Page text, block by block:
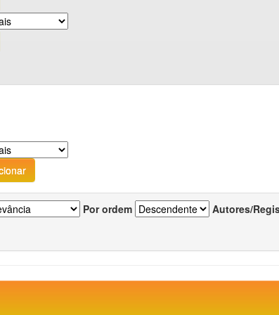
Por ordem Autores/